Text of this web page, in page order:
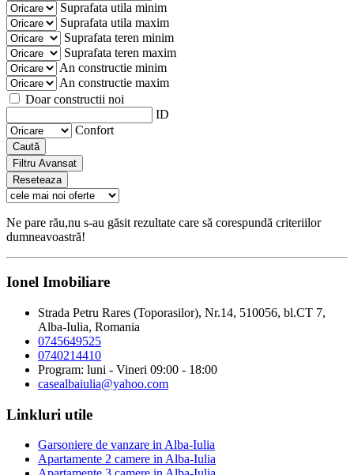
Suprafata utila minim
Suprafata utila maxim
Suprafata teren minim
Suprafata teren maxim
An constructie minim
An constructie maxim
Doar constructii noi
ID
Confort
Caută
Filtru Avansat
Reseteaza
Ne pare rău,nu s-au găsit rezultate care să corespundă criteriilor
dumneavoastră!
Ionel Imobiliare
Strada Petru Rares (Toporasilor), Nr.14, 510056, bl.CT 7,
Alba-Iulia, Romania
0745649525
0740214410
Program: luni - Vineri 09:00 - 18:00
casealbaiulia@yahoo.com
Linkluri utile
Garsoniere de vanzare in Alba-Iulia
Apartamente 2 camere in Alba-Iulia